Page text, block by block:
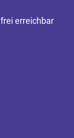
erreichbar